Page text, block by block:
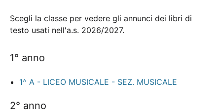
Scegli la classe per vedere gli annunci dei libri di
testo usati nell'a.s. 2026/2027.
1° anno
1^ A - LICEO MUSICALE - SEZ. MUSICALE
2° anno